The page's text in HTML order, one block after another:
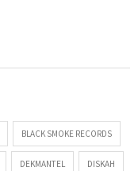
BLACK SMOKE RECORDS
DEKMANTEL DISKAH